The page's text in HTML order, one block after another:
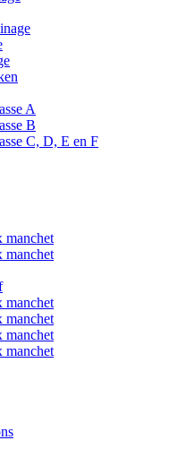
A
B
C, D, E en F
manchet
manchet
manchet
manchet
manchet
manchet